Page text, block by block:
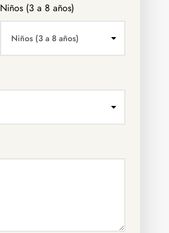
Niños (3 a 8 años)